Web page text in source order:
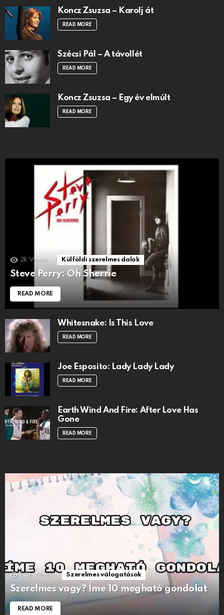
Koncz Zsuzsa – Karolj át
READ MORE
Szécsi Pál – A távollét
READ MORE
Koncz Zsuzsa – Egy év elmúlt
READ MORE
2k Views Külföldi szerelmes dalok
Steve Perry: Oh Sherrie
READ MORE
Whitesnake: Is This Love
READ MORE
Joe Esposito: Lady Lady Lady
READ MORE
Earth Wind And Fire: After Love Has
Gone
READ MORE
1.5k Views Szerelmes válogatások
Szerelmes vagy? Íme 10 megható gondolat
READ MORE